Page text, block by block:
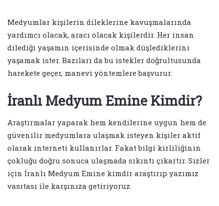
Medyumlar kişilerin dileklerine kavuşmalarında
yardımcı olacak, aracı olacak kişilerdir. Her insan
dilediği yaşamın içerisinde olmak düşlediklerini
yaşamak ister. Bazıları da bu istekler doğrultusunda
harekete geçer, manevi yöntemlere başvurur.
İranlı Medyum Emine Kimdir?
Araştırmalar yaparak hem kendilerine uygun hem de
güvenilir medyumlara ulaşmak isteyen kişiler aktif
olarak interneti kullanırlar. Fakat bilgi kirliliğinin
çokluğu doğru sonuca ulaşmada sıkıntı çıkartır. Sizler
için İranlı Medyum Emine kimdir araştırıp yazımız
vasıtası ile karşınıza getiriyoruz.